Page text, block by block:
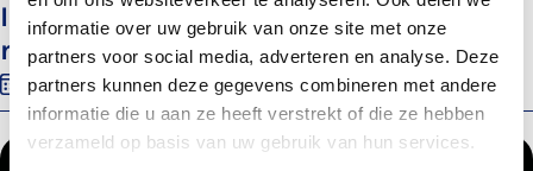
informatie over uw gebruik van onze site met onze
partners voor social media, adverteren en analyse. Deze
partners kunnen deze gegevens combineren met andere
informatie die u aan ze heeft verstrekt of die ze hebben
verzameld op basis van uw gebruik van hun services.
Inloop Kunst & Cultuur Dordrecht: Dans
mee
22 september 2026 09:30 Energiehuis, Ruimte 207